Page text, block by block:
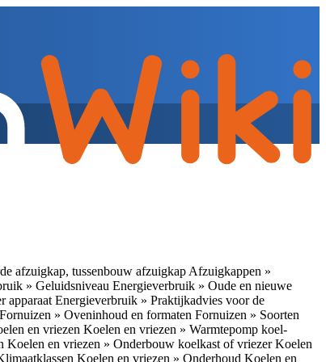
afzuigkap, tussenbouw afzuigkap Afzuigkappen »
» Geluidsniveau Energieverbruik » Oude en nieuwe
apparaat Energieverbruik » Praktijkadvies voor de
Fornuizen » Oveninhoud en formaten Fornuizen » Soorten
en vriezen Koelen en vriezen » Warmtepomp koel-
Koelen en vriezen » Onderbouw koelkast of vriezerKoelen
Koelen en vriezen » Onderhoud Koelen en